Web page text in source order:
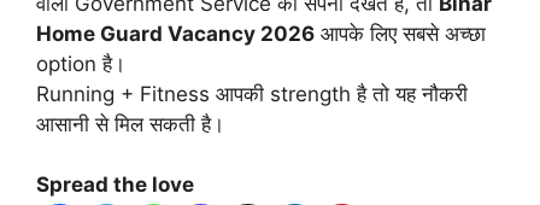
Home Guard Vacancy 2026 आपके लिए सबसे अच्छा
option है।
Running + Fitness आपकी strength है तो यह नौकरी
आसानी से मिल सकती है।
Spread the love